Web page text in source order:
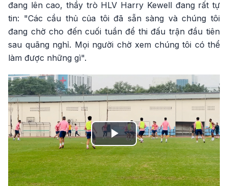
đang lên cao, thầy trò HLV Harry Kewell đang rất tự
tin: "Các cầu thủ của tôi đã sẵn sàng và chúng tôi
đang chờ cho đến cuối tuần để thi đấu trận đầu tiên
sau quãng nghỉ. Mọi người chờ xem chúng tôi có thể
làm được những gì".
Play
Video